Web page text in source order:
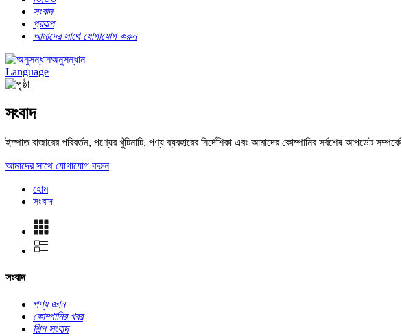
সংবাদ
প্রকল্প
আমাদের সাথে যোগাযোগ করুন
অনুসন্ধান
Language
সংবাদ
ইস্পাত বাজারের পরিবর্তন, পণ্যের খুঁটিনাটি, পণ্য ব্যবহারের নির্দেশিকা এবং আমাদের কোম্পানির সর্বশেষ আপডেট
আমাদের সাথে যোগাযোগ করুন
হোম
সংবাদ
সংবাদ
পণ্য জ্ঞান
কোম্পানির খবর
শিল্প সংবাদ